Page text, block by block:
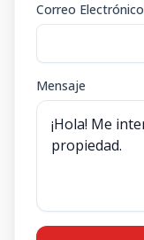
Correo Electrónico
Mensaje